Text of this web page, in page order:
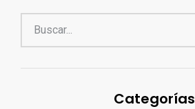
Categorías